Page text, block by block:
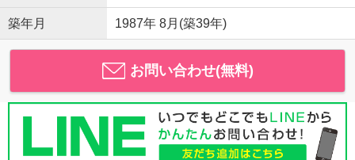
築年月 1987年 8月(築39年)
お問い合わせ(無料)